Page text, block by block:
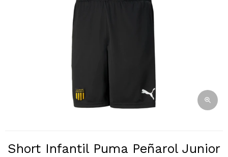
Short Infantil Puma Peñarol Junior